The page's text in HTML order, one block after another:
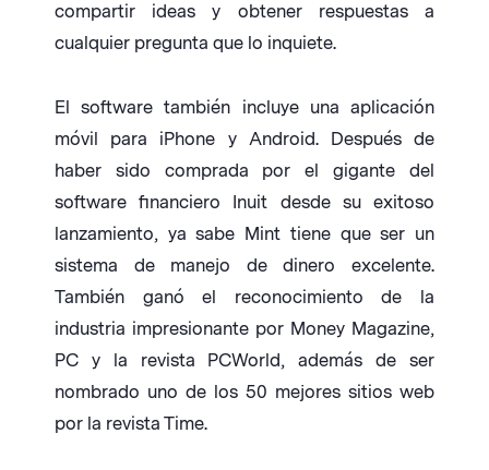
compartir ideas y obtener respuestas a
cualquier pregunta que lo inquiete.
El software también incluye una aplicación
móvil para iPhone y Android. Después de
haber sido comprada por el gigante del
software financiero Inuit desde su exitoso
lanzamiento, ya sabe Mint tiene que ser un
sistema de manejo de dinero excelente.
También ganó el reconocimiento de la
industria impresionante por Money Magazine,
PC y la revista PCWorld, además de ser
nombrado uno de los 50 mejores sitios web
por la revista Time.